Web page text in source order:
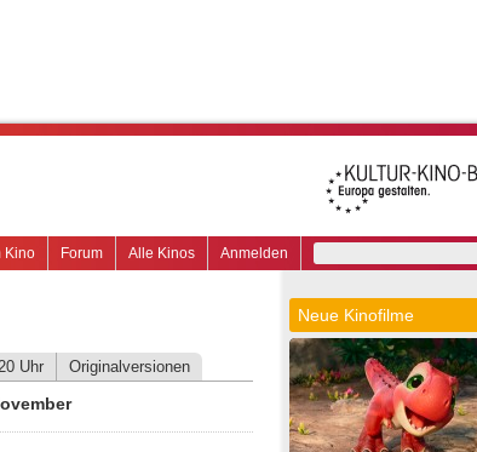
Anmelden
Alle Kinos
Forum
Kino
Uhr Originalversionen
Neue Kinofilme